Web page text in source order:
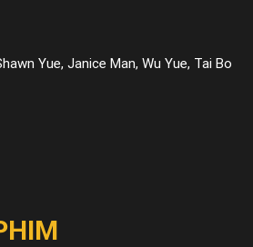
Yue, Janice Man, Wu Yue, Tai Bo